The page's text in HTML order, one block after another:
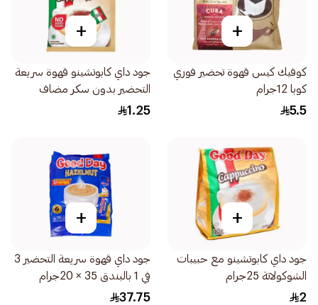
+
كوفيك كيس قهوة تحضير فوري
كوبا 12جرام
5.5
+
جود داي كابوتشينو قهوة سريعة
التحضير بدون سكر مضاف
13جرام
1.25
+
جود داي كابوتشينو مع حبيبات
الشوكولاتة 25جرام
2
+
جود داي قهوة سريعة التحضير 3
في 1 بالبندق 35 × 20جرام
37.75